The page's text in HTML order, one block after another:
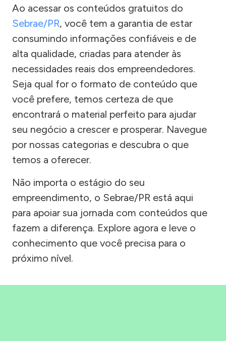
Ao acessar os conteúdos gratuitos do
Sebrae/PR, você tem a garantia de estar
consumindo informações confiáveis e de
alta qualidade, criadas para atender às
necessidades reais dos empreendedores.
Seja qual for o formato de conteúdo que
você prefere, temos certeza de que
encontrará o material perfeito para ajudar
seu negócio a crescer e prosperar. Navegue
por nossas categorias e descubra o que
temos a oferecer.
Não importa o estágio do seu
empreendimento, o Sebrae/PR está aqui
para apoiar sua jornada com conteúdos que
fazem a diferença. Explore agora e leve o
conhecimento que você precisa para o
próximo nível.